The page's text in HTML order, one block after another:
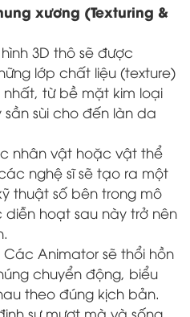
xương (Texturing &
3D thô sẽ được
lớp chất liệu (texture)
từ bề mặt kim loại
sùi cho đến làn da
nhân vật hoặc vật thể
nghệ sĩ sẽ tạo ra một
thuật số bên trong mô
diễn hoạt sau này trở nên
Các Animator sẽ thổi hồn
chuyển động, biểu
theo đúng kịch bản.